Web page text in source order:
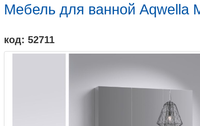
Мебель для ванной Aqwella
код: 52711